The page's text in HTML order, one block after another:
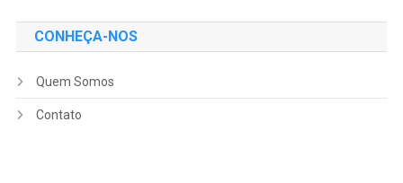
CONHEÇA-NOS
Quem Somos
Contato